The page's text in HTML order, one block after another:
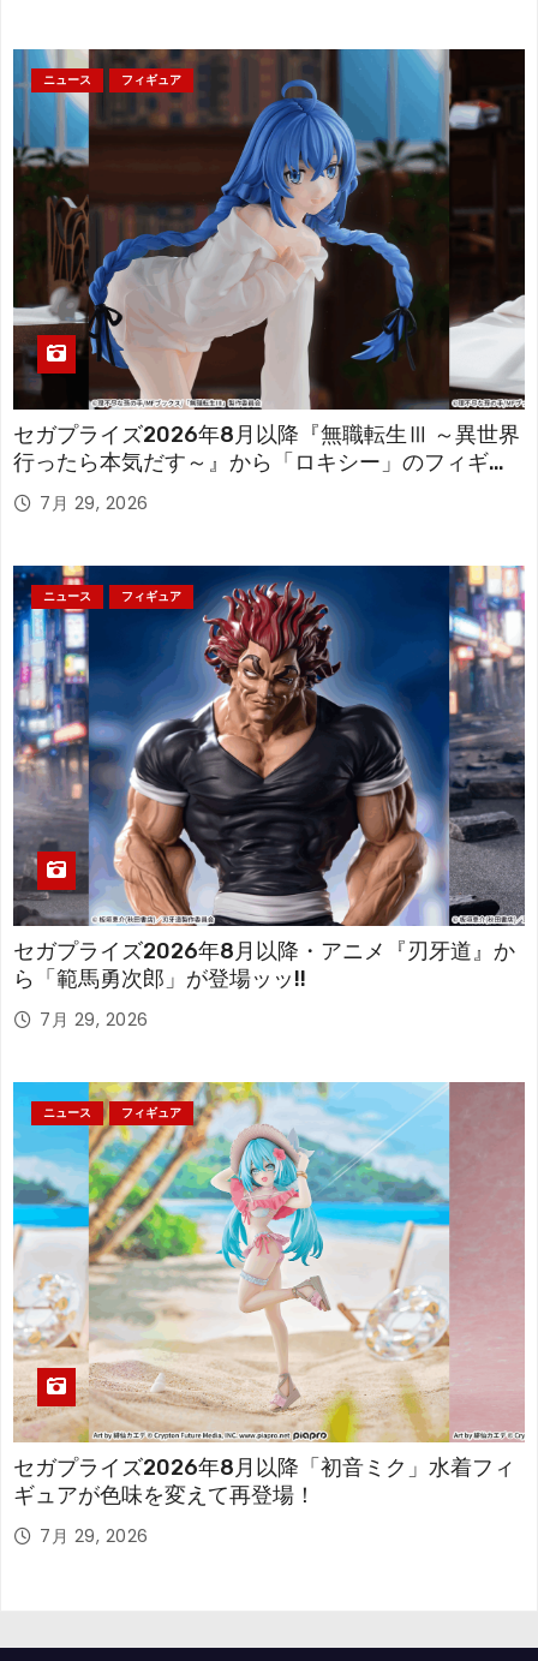
ニュース フィギュア
セガプライズ2026年8月以降『無職転生Ⅲ ～異世界
行ったら本気だす～』から「ロキシー」のフィギュ
アが登場！
7月 29, 2026
ニュース フィギュア
セガプライズ2026年8月以降・アニメ『刃牙道』か
ら「範馬勇次郎」が登場ッッ!!
7月 29, 2026
ニュース フィギュア
セガプライズ2026年8月以降「初音ミク」水着フィ
ギュアが色味を変えて再登場！
7月 29, 2026